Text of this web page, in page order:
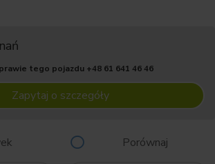
tego pojazdu +48 61 641 46 46
Zapytaj o szczegóły
Porównaj